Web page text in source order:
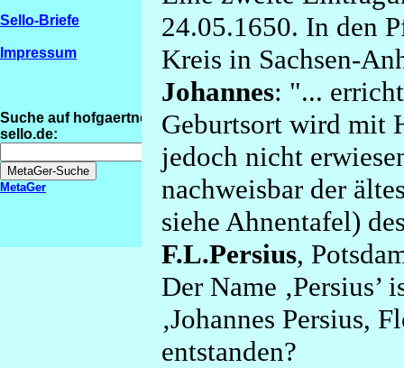
Sello-Briefe
Impressum
Suche auf hofgaertner-
sello.de:
MetaGer
24.05.1650. In den
Kreis in Sachsen-
Johannes: "...
Geburtsort wird mit
jedoch nicht
nachweisbar der
siehe Ahnentafel)
F.L.Persius,
Der Name
‚Johannes Persius,
entstanden?